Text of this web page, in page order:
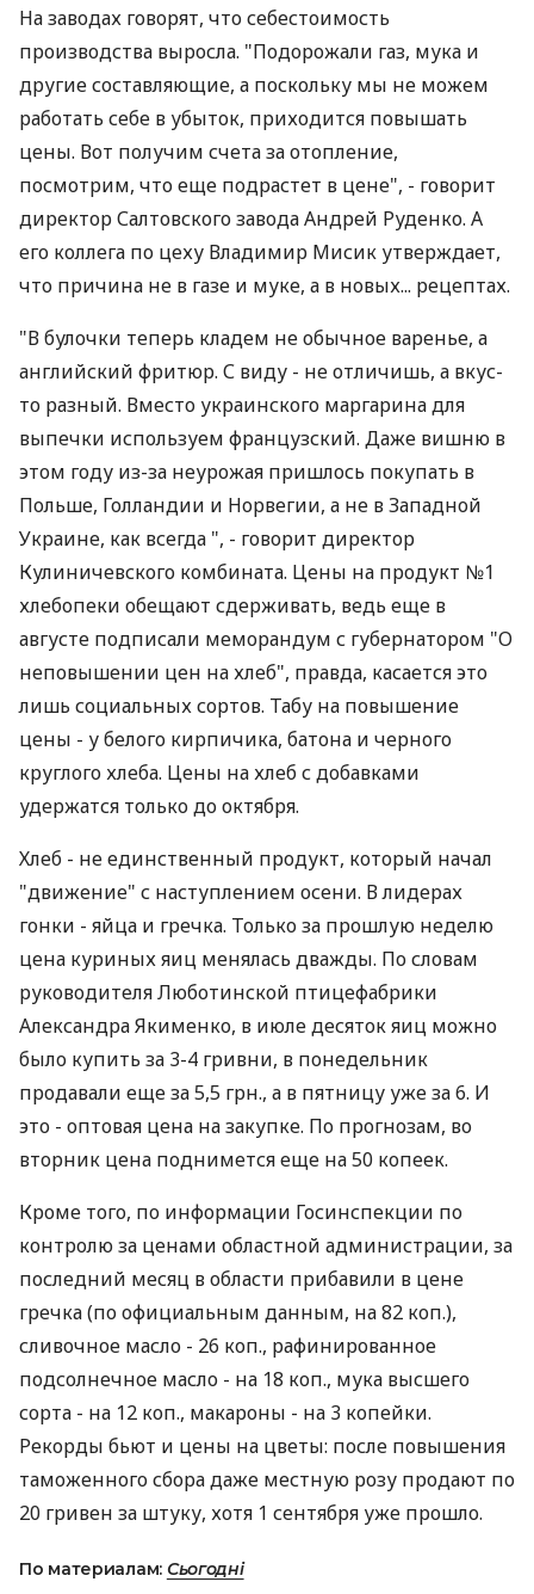
На заводах говорят, что себестоимость
производства выросла. "Подорожали газ, мука и
другие составляющие, а поскольку мы не можем
работать себе в убыток, приходится повышать
цены. Вот получим счета за отопление,
посмотрим, что еще подрастет в цене", - говорит
директор Салтовского завода Андрей Руденко. А
его коллега по цеху Владимир Мисик утверждает,
что причина не в газе и муке, а в новых... рецептах.
"В булочки теперь кладем не обычное варенье, а
английский фритюр. С виду - не отличишь, а вкус-
то разный. Вместо украинского маргарина для
выпечки используем французский. Даже вишню в
этом году из-за неурожая пришлось покупать в
Польше, Голландии и Норвегии, а не в Западной
Украине, как всегда ", - говорит директор
Кулиничевского комбината. Цены на продукт №1
хлебопеки обещают сдерживать, ведь еще в
августе подписали меморандум с губернатором "О
неповышении цен на хлеб", правда, касается это
лишь социальных сортов. Табу на повышение
цены - у белого кирпичика, батона и черного
круглого хлеба. Цены на хлеб с добавками
удержатся только до октября.
Хлеб - не единственный продукт, который начал
"движение" с наступлением осени. В лидерах
гонки - яйца и гречка. Только за прошлую неделю
цена куриных яиц менялась дважды. По словам
руководителя Люботинской птицефабрики
Александра Якименко, в июле десяток яиц можно
было купить за 3-4 гривни, в понедельник
продавали еще за 5,5 грн., а в пятницу уже за 6. И
это - оптовая цена на закупке. По прогнозам, во
вторник цена поднимется еще на 50 копеек.
Кроме того, по информации Госинспекции по
контролю за ценами областной администрации, за
последний месяц в области прибавили в цене
гречка (по официальным данным, на 82 коп.),
сливочное масло - 26 коп., рафинированное
подсолнечное масло - на 18 коп., мука высшего
сорта - на 12 коп., макароны - на 3 копейки.
Рекорды бьют и цены на цветы: после повышения
таможенного сбора даже местную розу продают по
20 гривен за штуку, хотя 1 сентября уже прошло.
По материалам: Сьогодні